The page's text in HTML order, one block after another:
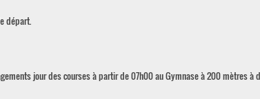
départ.
jour des courses à partir de 07h00 au Gymnase à 200 mètres à